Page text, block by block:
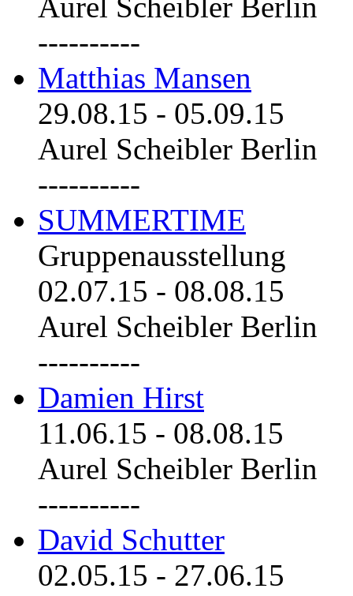
----------
Matthias Mansen
29.08.15 - 05.09.15
Aurel Scheibler Berlin
----------
SUMMERTIME
Gruppenausstellung
02.07.15 - 08.08.15
Aurel Scheibler Berlin
----------
Damien Hirst
11.06.15 - 08.08.15
Aurel Scheibler Berlin
----------
David Schutter
02.05.15 - 27.06.15